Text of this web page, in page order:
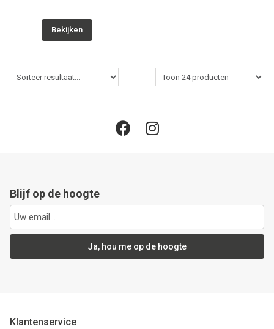
Bekijken
Blijf op de hoogte
Ja, hou me op de hoogte
Klantenservice